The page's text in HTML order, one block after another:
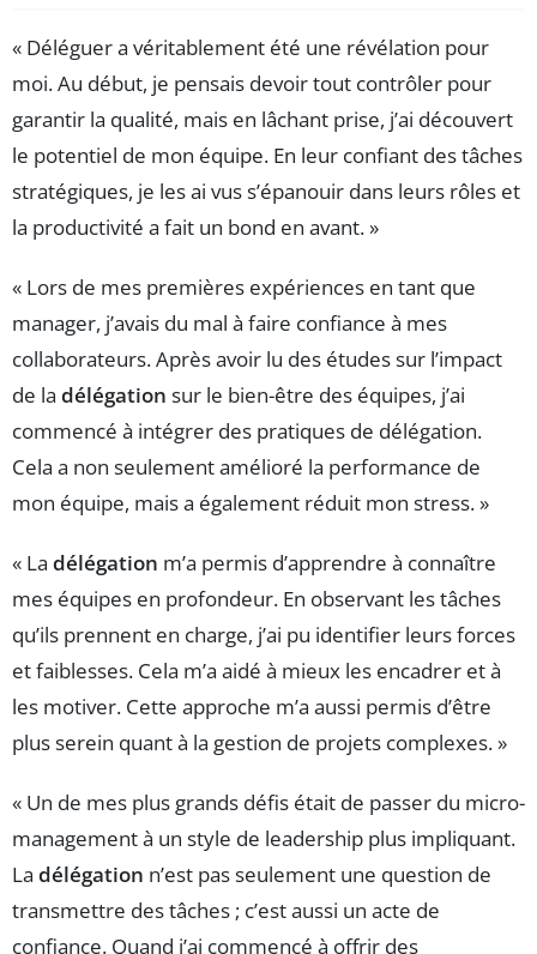
« Déléguer a véritablement été une révélation pour
moi. Au début, je pensais devoir tout contrôler pour
garantir la qualité, mais en lâchant prise, j’ai découvert
le potentiel de mon équipe. En leur confiant des tâches
stratégiques, je les ai vus s’épanouir dans leurs rôles et
la productivité a fait un bond en avant. »
« Lors de mes premières expériences en tant que
manager, j’avais du mal à faire confiance à mes
collaborateurs. Après avoir lu des études sur l’impact
de la délégation sur le bien-être des équipes, j’ai
commencé à intégrer des pratiques de délégation.
Cela a non seulement amélioré la performance de
mon équipe, mais a également réduit mon stress. »
« La délégation m’a permis d’apprendre à connaître
mes équipes en profondeur. En observant les tâches
qu’ils prennent en charge, j’ai pu identifier leurs forces
et faiblesses. Cela m’a aidé à mieux les encadrer et à
les motiver. Cette approche m’a aussi permis d’être
plus serein quant à la gestion de projets complexes. »
« Un de mes plus grands défis était de passer du micro-
management à un style de leadership plus impliquant.
La délégation n’est pas seulement une question de
transmettre des tâches ; c’est aussi un acte de
confiance. Quand j’ai commencé à offrir des